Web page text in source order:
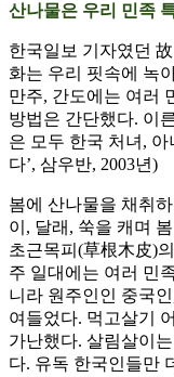
산나물은 우리 민족
한국일보 기자였던
화는 우리 핏속에 녹
만주, 간도에는 여러
방법은 간단했다. 이
은 모두 한국 처녀, 아
다’, 삼우반, 2003년)
봄에 산나물을 채취
이, 달래, 쑥을 캐며
초근목피(草根木皮)
주 일대에는 여러 민
니라 원주인인 중국
여들었다. 먹고살기
가난했다. 살림살이
다. 유독 한국인들만